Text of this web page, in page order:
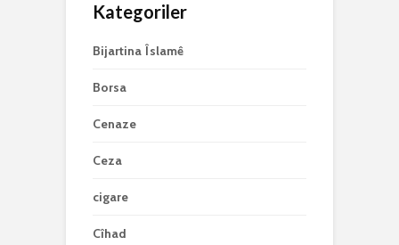
Kategoriler
Bijartina Îslamê
Borsa
Cenaze
Ceza
cigare
Cîhad